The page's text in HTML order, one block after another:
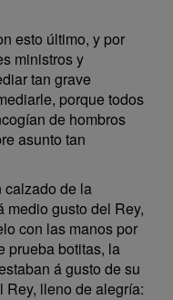
esto último, y por
ministros y
tan grave
porque todos
de hombros
asunto tan
calzado de la
medio gusto del Rey,
con las manos por
prueba botitas, la
á gusto de su
Rey, lleno de alegría: